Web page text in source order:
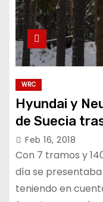
WRC
Hyundai y
de Suecia
Feb 16, 2018
Con 7 tramos y
día se
teniendo en